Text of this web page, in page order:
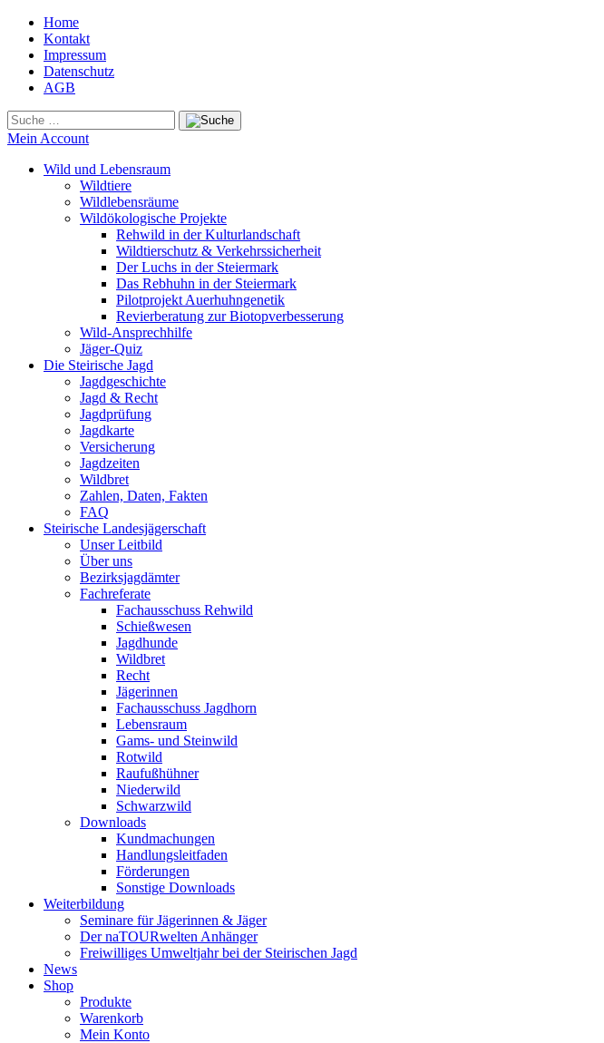
Home
Kontakt
Impressum
Datenschutz
AGB
Mein Account
Wild und Lebensraum
Wildtiere
Wildlebensräume
Wildökologische Projekte
Rehwild in der Kulturlandschaft
Wildtierschutz & Verkehrssicherheit
Der Luchs in der Steiermark
Das Rebhuhn in der Steiermark
Pilotprojekt Auerhuhngenetik
Revierberatung zur Biotopverbesserung
Wild-Ansprechhilfe
Jäger-Quiz
Die Steirische Jagd
Jagdgeschichte
Jagd & Recht
Jagdprüfung
Jagdkarte
Versicherung
Jagdzeiten
Wildbret
Zahlen, Daten, Fakten
FAQ
Steirische Landesjägerschaft
Unser Leitbild
Über uns
Bezirksjagdämter
Fachreferate
Fachausschuss Rehwild
Schießwesen
Jagdhunde
Wildbret
Recht
Jägerinnen
Fachausschuss Jagdhorn
Lebensraum
Gams- und Steinwild
Rotwild
Raufußhühner
Niederwild
Schwarzwild
Downloads
Kundmachungen
Handlungsleitfaden
Förderungen
Sonstige Downloads
Weiterbildung
Seminare für Jägerinnen & Jäger
Der naTOURwelten Anhänger
Freiwilliges Umweltjahr bei der Steirischen Jagd
News
Shop
Produkte
Warenkorb
Mein Konto